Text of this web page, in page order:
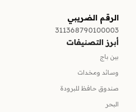
الرقم الضريبي
311368790100003
أبرز التصنيفات
بين باج
وسائد ومخدات
صندوق حافظ للبرودة
البحر